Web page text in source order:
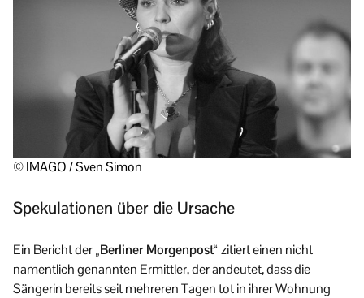
© IMAGO / Sven Simon
Spekulationen über die Ursache
Ein Bericht der„Berliner Morgenpost“zitiert einen nicht
namentlich genannten Ermittler, der andeutet, dass die
Sängerin bereits seit mehreren Tagen tot in ihrer Wohnung